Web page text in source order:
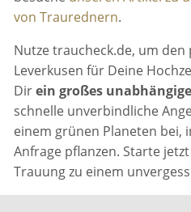
von Traurednern.
Nutze traucheck.de, um
Leverkusen für Deine
Direin großes
schnelle unverbindliche
einem grünen Planeten bei,
Anfrage pflanzen. Starte
Trauung zu einem